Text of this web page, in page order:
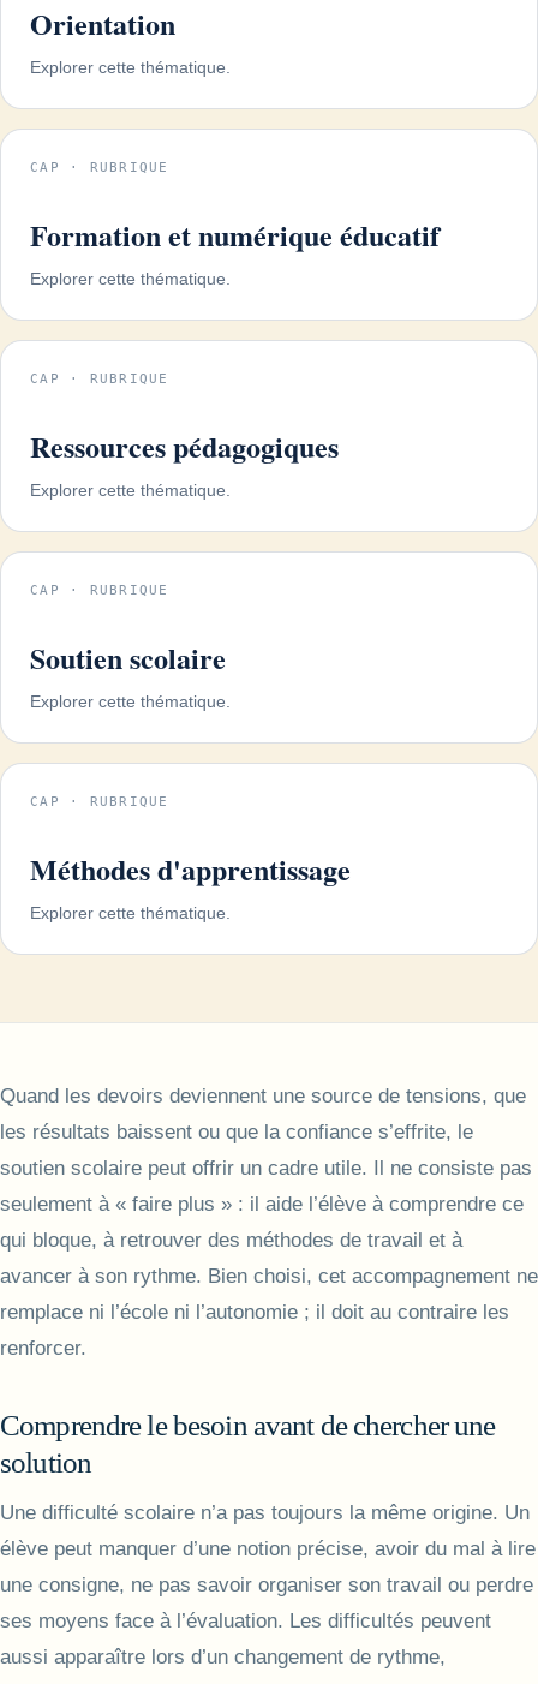
Orientation
Explorer cette thématique.
CAP · RUBRIQUE
Formation et numérique éducatif
Explorer cette thématique.
CAP · RUBRIQUE
Ressources pédagogiques
Explorer cette thématique.
CAP · RUBRIQUE
Soutien scolaire
Explorer cette thématique.
CAP · RUBRIQUE
Méthodes d'apprentissage
Explorer cette thématique.
Quand les devoirs deviennent une source de tensions, que
les résultats baissent ou que la confiance s’effrite, le
soutien scolaire peut offrir un cadre utile. Il ne consiste pas
seulement à « faire plus » : il aide l’élève à comprendre ce
qui bloque, à retrouver des méthodes de travail et à
avancer à son rythme. Bien choisi, cet accompagnement ne
remplace ni l’école ni l’autonomie ; il doit au contraire les
renforcer.
Comprendre le besoin avant de chercher une
solution
Une difficulté scolaire n’a pas toujours la même origine. Un
élève peut manquer d’une notion précise, avoir du mal à lire
une consigne, ne pas savoir organiser son travail ou perdre
ses moyens face à l’évaluation. Les difficultés peuvent
aussi apparaître lors d’un changement de rythme,